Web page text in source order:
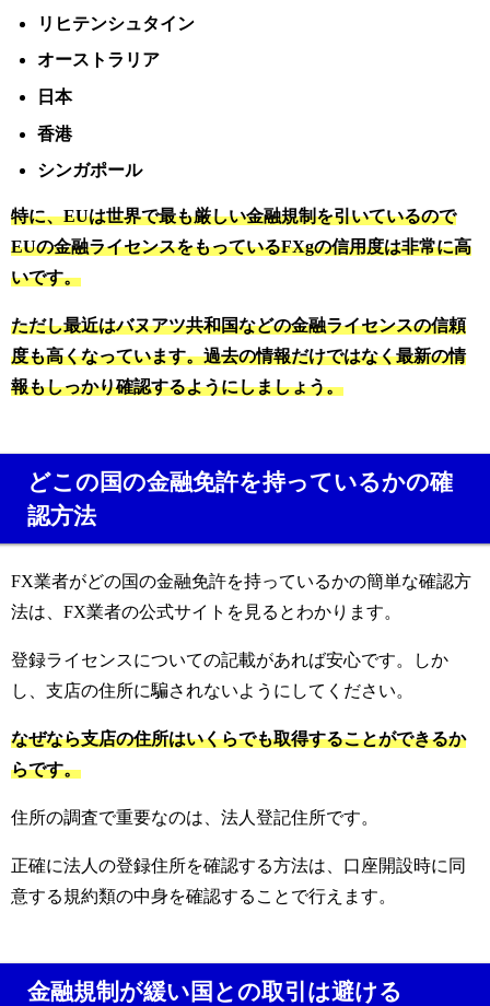
リヒテンシュタイン
オーストラリア
日本
香港
シンガポール
特に、EUは世界で最も厳しい金融規制を引いているので
EUの金融ライセンスをもっているFXgの信用度は非常に高
いです。
ただし最近はバヌアツ共和国などの金融ライセンスの信頼
度も高くなっています。過去の情報だけではなく最新の情
報もしっかり確認するようにしましょう。
どこの国の金融免許を持っているかの確
認方法
FX業者がどの国の金融免許を持っているかの簡単な確認方
法は、FX業者の公式サイトを見るとわかります。
登録ライセンスについての記載があれば安心です。しか
し、 支店の住所に騙されないようにしてください。
なぜなら支店の住所はいくらでも取得することができるか
らです。
住所の調査で重要なのは、法人登記住所です。
正確に法人の登録住所を確認する方法は、口座開設時に同
意する規約類の中身を確認することで行えます。
金融規制が緩い国との取引は避ける